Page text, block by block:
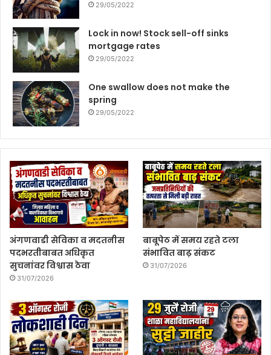
29/05/2022
Lock in now! Stock sell-off sinks
mortgage rates
29/05/2022
One swallow does not make the
spring
29/05/2022
अंगणवाडी सेविका व मदतनीस
पदभरतीबाबत अधिकृत
सुचनांवर विश्वास ठेवा
31/07/2026
बाबूपेठ में समय रहते टला
संभावित बाढ़ संकट
31/07/2026